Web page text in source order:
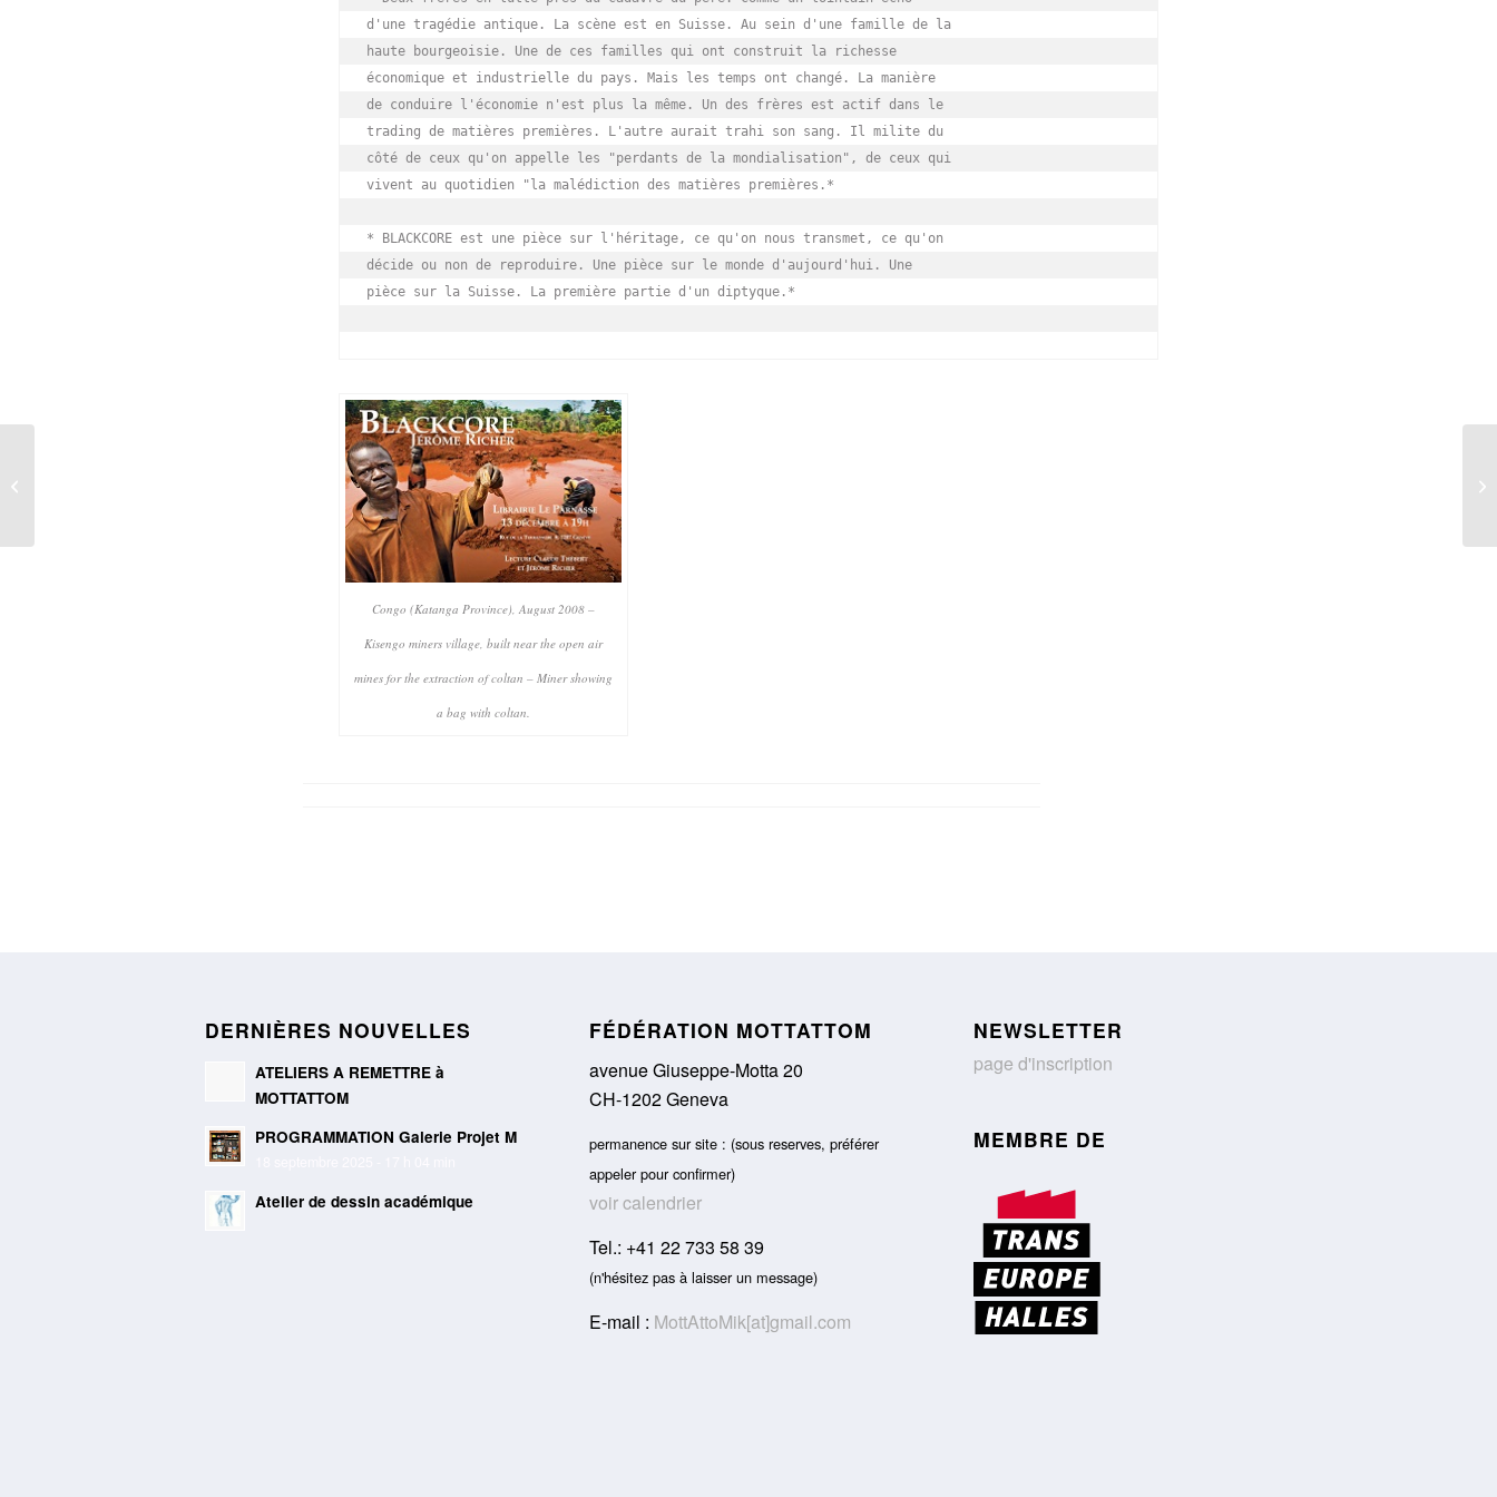
d'une tragédie antique. La scène est en Suisse. Au sein d'une famille de la
haute bourgeoisie. Une de ces familles qui ont construit la richesse
économique et industrielle du pays. Mais les temps ont changé. La manière
de conduire l'économie n'est plus la même. Un des frères est actif dans le
trading de matières premières. L'autre aurait trahi son sang. Il milite du
côté de ceux qu'on appelle les "perdants de la mondialisation", de ceux qui
vivent au quotidien "la malédiction des matières premières.*
* BLACKCORE est une pièce sur l'héritage, ce qu'on nous transmet, ce qu'on
décide ou non de reproduire. Une pièce sur le monde d'aujourd'hui. Une
pièce sur la Suisse. La première partie d'un diptyque.*
Congo (Katanga Province), August 2008 –
Kisengo miners village, built near the open air
mines for the extraction of coltan – Miner showing
a bag with coltan.
DERNIÈRES NOUVELLES
ATELIERS A REMETTRE à
MOTTATTOM
PROGRAMMATION Galerie Projet M
Atelier de dessin académique
FÉDÉRATION MOTTATTOM
avenue Giuseppe-Motta 20
CH-1202 Geneva
permanence sur site : (sous reserves, préférer
appeler pour confirmer)
voir calendrier
Tel.: +41 22 733 58 39
(n'hésitez pas à laisser un message)
E-mail : MottAttoMik[at]gmail.com
NEWSLETTER
page d'inscription
MEMBRE DE